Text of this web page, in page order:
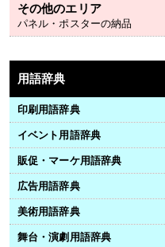
その他のエリア
パネル・ポスターの納品
用語辞典
印刷用語辞典
イベント用語辞典
販促・マーケ用語辞典
広告用語辞典
美術用語辞典
舞台・演劇用語辞典